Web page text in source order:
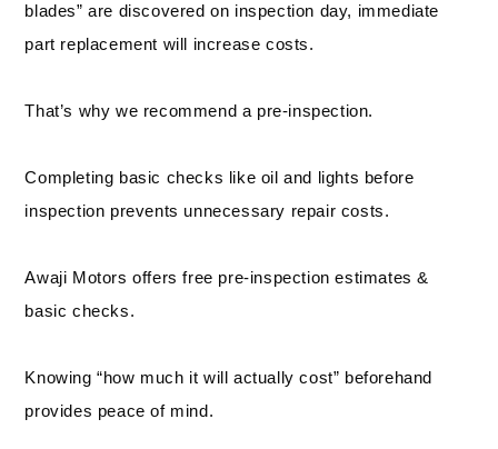
blades” are discovered on inspection day, immediate
part replacement will increase costs.
That’s why we recommend a pre-inspection.
Completing basic checks like oil and lights before
inspection prevents unnecessary repair costs.
Awaji Motors offers free pre-inspection estimates &
basic checks.
Knowing “how much it will actually cost” beforehand
provides peace of mind.